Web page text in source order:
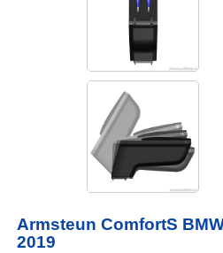
Armsteun ComfortS
2019